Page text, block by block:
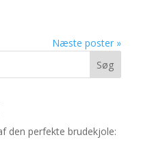
Næste poster »
Søg
den perfekte brudekjole: